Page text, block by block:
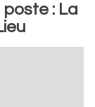
: La